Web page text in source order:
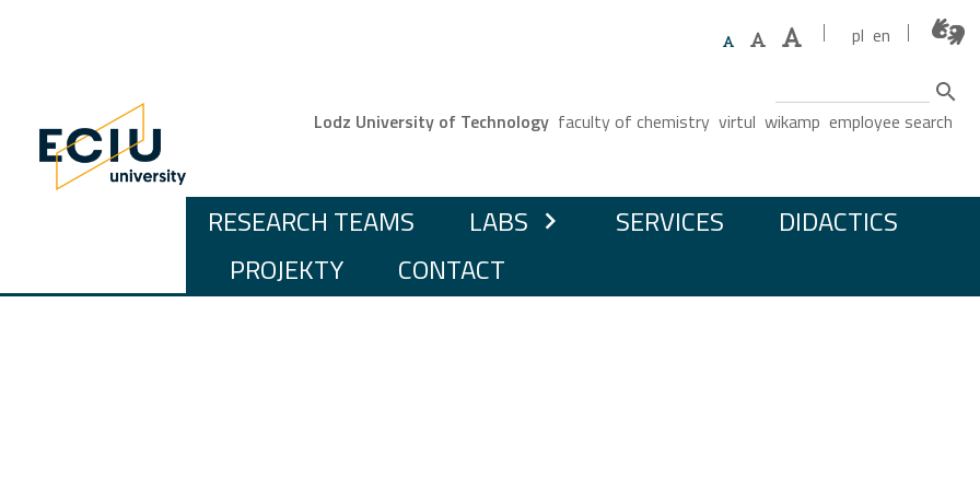
pl en
Search
Górne menu
Lodz University of Technology faculty of chemistry virtul wikamp employee search
MAIN NAVIGATION
RESEARCH TEAMS LABS chevron_right SERVICES
DIDACTICS
PROJEKTY
CONTACT